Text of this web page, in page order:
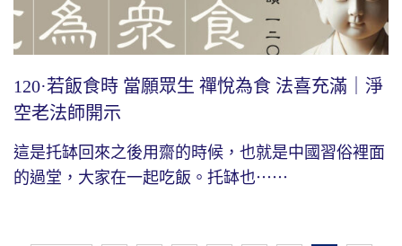
120·若飯食時 當願眾生 禪悅為食 法喜充滿｜淨
空老法師開示
這是托缽回來之後用齋的時候，也就是中國習俗裡面
的過堂，大家在一起吃飯。托缽也⋯⋯